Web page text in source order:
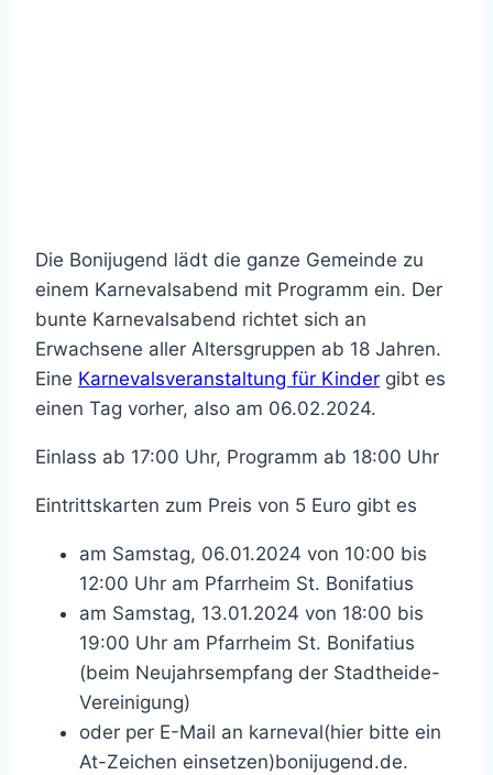
Die Bonijugend lädt die ganze Gemeinde zu
einem Karnevalsabend mit Programm ein. Der
bunte Karnevalsabend richtet sich an
Erwachsene aller Altersgruppen ab 18 Jahren.
Eine Karnevalsveranstaltung für Kinder gibt es
einen Tag vorher, also am 06.02.2024.
Einlass ab 17:00 Uhr, Programm ab 18:00 Uhr
Eintrittskarten zum Preis von 5 Euro gibt es
am Samstag, 06.01.2024 von 10:00 bis
12:00 Uhr am Pfarrheim St. Bonifatius
am Samstag, 13.01.2024 von 18:00 bis
19:00 Uhr am Pfarrheim St. Bonifatius
(beim Neujahrsempfang der Stadtheide-
Vereinigung)
oder per E-Mail an karneval(hier bitte ein
At-Zeichen einsetzen)bonijugend.de.